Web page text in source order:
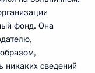
фонд. Она
никаких сведений